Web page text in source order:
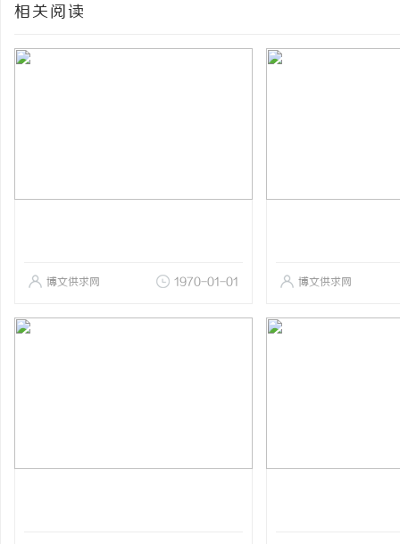
相关阅读
博文供求网 1970-01-01 博文供求网